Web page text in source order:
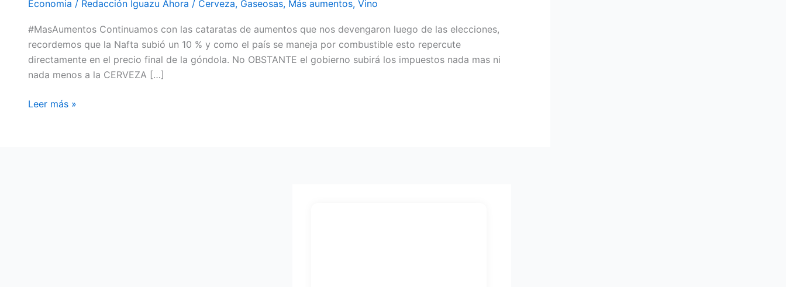
Economia / Redacción Iguazu Ahora / Cerveza, Gaseosas, Más aumentos, Vino
#MasAumentos Continuamos con las cataratas de aumentos que nos devengaron luego de las elecciones,
recordemos que la Nafta subió un 10 % y como el país se maneja por combustible esto repercute
directamente en el precio final de la góndola. No OBSTANTE el gobierno subirá los impuestos nada mas ni
nada menos a la CERVEZA […]
PRODUCTO
NO
SALUDABLE.
Leer más »